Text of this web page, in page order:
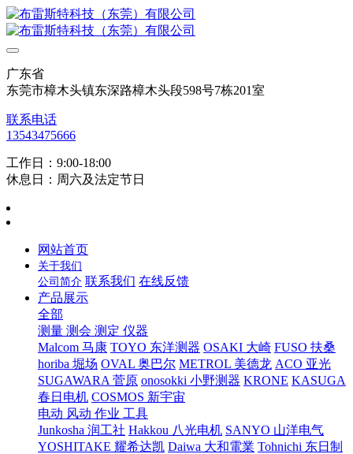
广东省
东莞市樟木头镇东深路樟木头段598号7栋201室
联系电话
13543475666
工作日：9:00-18:00
休息日：周六及法定节日
网站首页
关于我们
公司简介 联系我们 在线反馈
产品展示
全部
测量 测会 测定 仪器
Malcom 马康 TOYO 东洋测器 OSAKI 大崎 FUSO 扶桑
horiba 堀场 OVAL 奥巴尔 METROL 美德龙 ACO 亚光
SUGAWARA 菅原 onosokki 小野测器 KRONE KASUGA
春日电机 COSMOS 新宇宙
电动 风动 作业 工具
Junkosha 润工社 Hakkou 八光电机 SANYO 山洋电气
YOSHITAKE 耀希达凯 Daiwa 大和電業 Tohnichi 东日制